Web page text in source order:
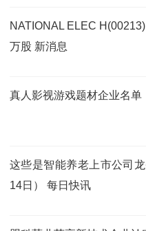
NATIONAL ELEC
万股 新消息
真人影视游戏题材企业名单
这些是智能养老上市公司
14日） 每日快讯